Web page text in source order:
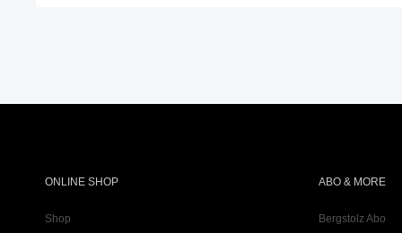
ONLINE SHOP
Shop
ABO & MORE
Bergstolz Abo